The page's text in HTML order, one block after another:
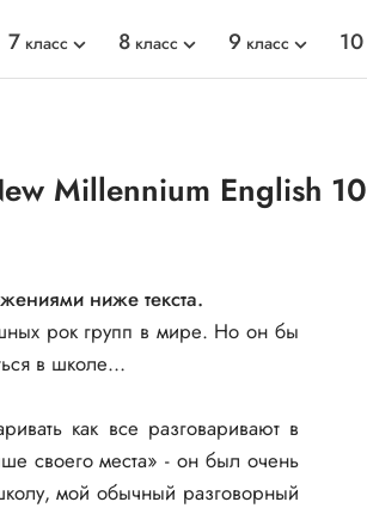
7 класс 8 класс 9 класс 10
Millennium English 10
ниже текста.
рок групп в мире. Но он бы
в школе…
как все разговаривают в
своего места» - он был очень
мой обычный разговорный